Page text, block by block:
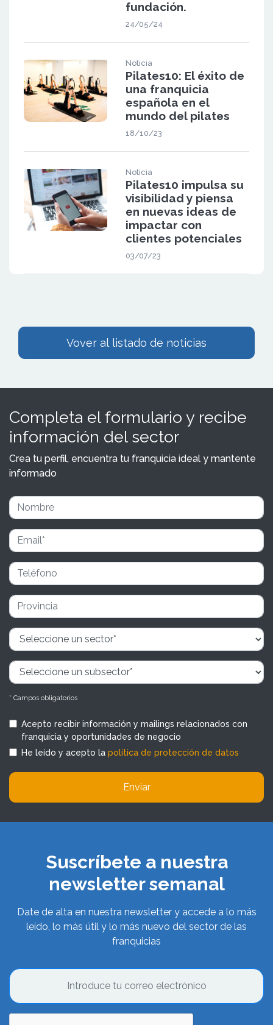
fundación.
24/05/24
Noticia
Pilates10: El éxito de
una franquicia
española en el
mundo del pilates
18/10/23
Noticia
Pilates10 impulsa su
visibilidad y piensa
en nuevas ideas de
impactar con
clientes potenciales
03/07/23
Vover al listado de noticias
Completa el formulario y recibe
información del sector
Crea tu perfil, encuentra tu franquicia ideal y mantente
informado
* Campos obligatorios
Acepto recibir información y mailings relacionados con
franquicia y oportunidades de negocio
He leído y acepto la política de protección de datos
Enviar
Suscríbete a nuestra
newsletter semanal
Date de alta en nuestra newsletter y accede a lo más
leído, lo más útil y lo más nuevo del sector de las
franquicias